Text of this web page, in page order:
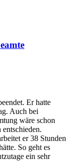
Er hatte
Auch bei
wäre schon
er 38 Stunden
So geht es
ein sehr